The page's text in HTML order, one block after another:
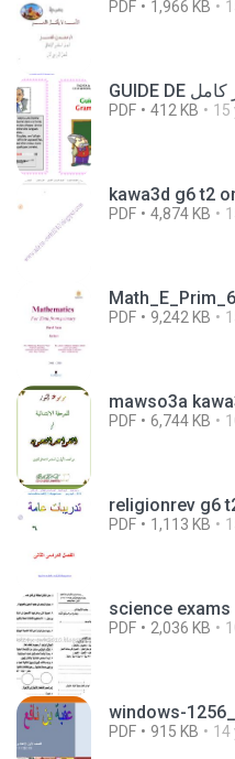
PDF 1,966 KB
PDF 412 KB 15
kawa3d g6 t2
PDF 4,874 KB
PDF 9,242 KB
mawso3a
PDF 6,744 KB
religionrev g6
PDF 1,113 KB
science
PDF 2,036 KB
PDF 915 KB 14